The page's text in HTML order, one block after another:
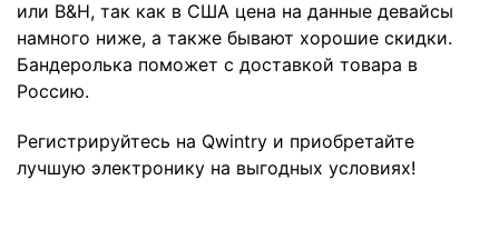
или B&H, так как в США цена на данные девайсы
намного ниже, а также бывают хорошие скидки.
Бандеролька поможет с доставкой товара в
Россию.
Регистрируйтесь на Qwintry и приобретайте
лучшую электронику на выгодных условиях!